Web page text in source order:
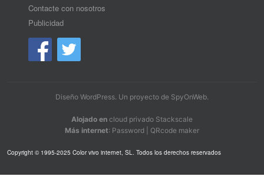
Contacte con nosotros
Publicidad
Diseño WordPress. Un proyecto de SpyOnWeb.
Alojado en cloud privado Stackscale
Más internet: Password QRcode maker
Copyright © 1995-2025 Color vivo internet, SL. Todos los derechos reservados